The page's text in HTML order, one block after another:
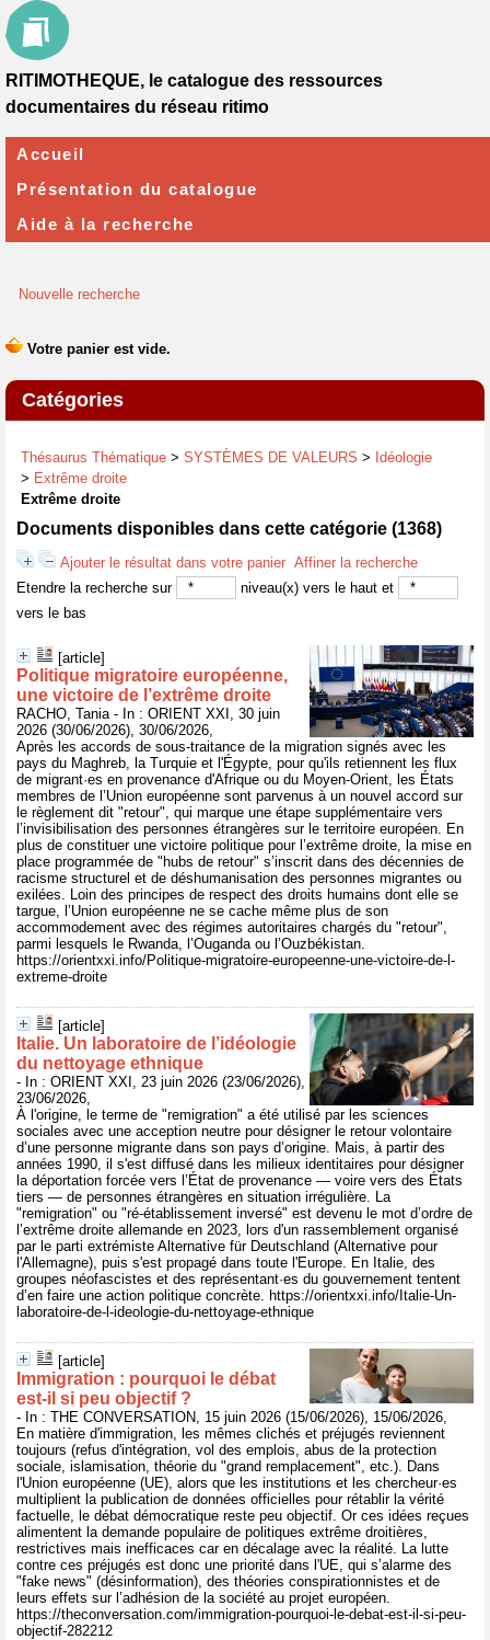
Nouvelle recherche
Catégories
Thésaurus Thématique > SYSTÈMES DE VALEURS > Idéologie
> Extrême droite
Extrême droite
Documents disponibles dans cette catégorie (1368)
Ajouter le résultat dans votre panier Affiner la recherche
Etendre la recherche sur
niveau(x) vers le haut et
vers le bas
[article]
Politique migratoire européenne,
une victoire de l’extrême droite
RACHO, Tania - In : ORIENT XXI, 30 juin
2026 (30/06/2026), 30/06/2026,
Après les accords de sous-traitance de la migration signés avec les
pays du Maghreb, la Turquie et l'Égypte, pour qu'ils retiennent les flux
de migrant·es en provenance d'Afrique ou du Moyen-Orient, les États
membres de l’Union européenne sont parvenus à un nouvel accord sur
le règlement dit "retour", qui marque une étape supplémentaire vers
l’invisibilisation des personnes étrangères sur le territoire européen. En
plus de constituer une victoire politique pour l’extrême droite, la mise en
place programmée de "hubs de retour" s’inscrit dans des décennies de
racisme structurel et de déshumanisation des personnes migrantes ou
exilées. Loin des principes de respect des droits humains dont elle se
targue, l’Union européenne ne se cache même plus de son
accommodement avec des régimes autoritaires chargés du "retour",
parmi lesquels le Rwanda, l’Ouganda ou l’Ouzbékistan.
https://orientxxi.info/Politique-migratoire-europeenne-une-victoire-de-l-
extreme-droite
[article]
Italie. Un laboratoire de l’idéologie
du nettoyage ethnique
- In : ORIENT XXI, 23 juin 2026 (23/06/2026),
23/06/2026,
À l'origine, le terme de "remigration" a été utilisé par les sciences
sociales avec une acception neutre pour désigner le retour volontaire
d’une personne migrante dans son pays d’origine. Mais, à partir des
années 1990, il s'est diffusé dans les milieux identitaires pour désigner
la déportation forcée vers l’État de provenance — voire vers des États
tiers — de personnes étrangères en situation irrégulière. La
"remigration" ou "ré-établissement inversé" est devenu le mot d’ordre de
l’extrême droite allemande en 2023, lors d'un rassemblement organisé
par le parti extrémiste Alternative für Deutschland (Alternative pour
l'Allemagne), puis s'est propagé dans toute l'Europe. En Italie, des
groupes néofascistes et des représentant·es du gouvernement tentent
d’en faire une action politique concrète. https://orientxxi.info/Italie-Un-
laboratoire-de-l-ideologie-du-nettoyage-ethnique
[article]
Immigration : pourquoi le débat
est‑il si peu objectif ?
- In : THE CONVERSATION, 15 juin 2026 (15/06/2026), 15/06/2026,
En matière d'immigration, les mêmes clichés et préjugés reviennent
toujours (refus d'intégration, vol des emplois, abus de la protection
sociale, islamisation, théorie du "grand remplacement", etc.). Dans
l'Union européenne (UE), alors que les institutions et les chercheur·es
multiplient la publication de données officielles pour rétablir la vérité
factuelle, le débat démocratique reste peu objectif. Or ces idées reçues
alimentent la demande populaire de politiques extrême droitières,
restrictives mais inefficaces car en décalage avec la réalité. La lutte
contre ces préjugés est donc une priorité dans l'UE, qui s’alarme des
"fake news" (désinformation), des théories conspirationnistes et de
leurs effets sur l’adhésion de la société au projet européen.
https://theconversation.com/immigration-pourquoi-le-debat-est-il-si-peu-
objectif-282212
RITIMOTHEQUE, le catalogue des ressources
documentaires du réseau ritimo
Accueil
Présentation du catalogue
Aide à la recherche